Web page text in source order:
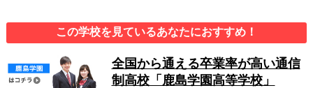
この学校を見ているあなたにおすすめ！
全国から通える卒業率が高い通信
制高校「鹿島学園高等学校」